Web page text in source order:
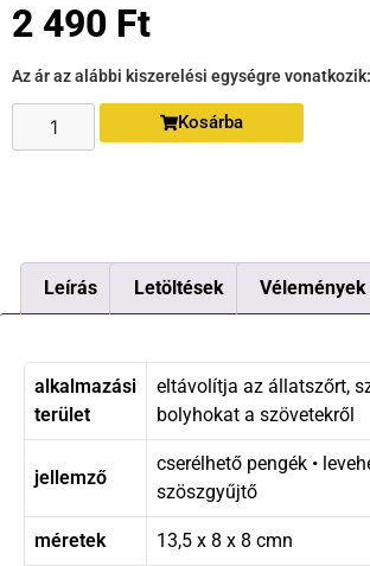
2 490 Ft
Az ár az alábbi kiszerelési egységre vonatkozik:
Kosárba
Leírás Letöltések Vélemények
alkalmazási
terület
eltávolítja az állatszőrt,
bolyhokat a szövetekről
jellemző
cserélhető pengék •
szöszgyűjtő
méretek 13,5 x 8 x 8 cmn